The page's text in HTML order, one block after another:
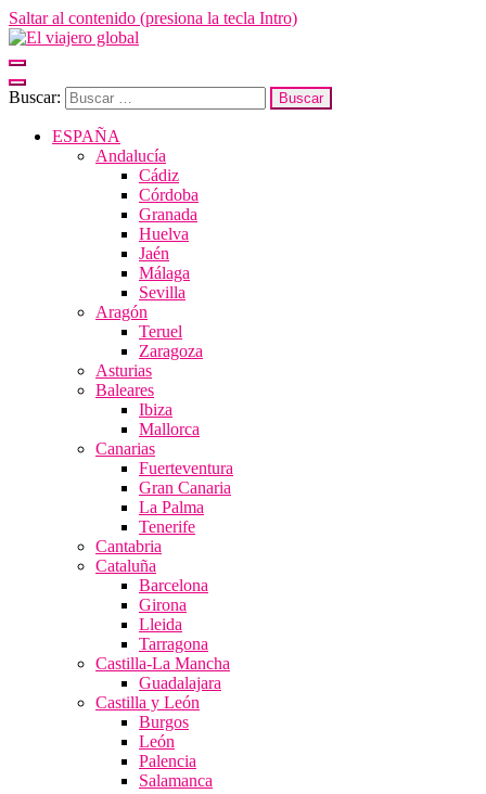
Saltar al contenido (presiona la tecla Intro)
forma sensorial, desde su música hasta su arquitectura o sus sabores
Buscar:
ESPAÑA
Andalucía
Cádiz
Córdoba
Granada
Huelva
Jaén
Málaga
Sevilla
Aragón
Teruel
Zaragoza
Asturias
Baleares
Ibiza
Mallorca
Canarias
Fuerteventura
Gran Canaria
La Palma
Tenerife
Cantabria
Cataluña
Barcelona
Girona
Lleida
Tarragona
Castilla-La Mancha
Guadalajara
Castilla y León
Burgos
León
Palencia
Salamanca